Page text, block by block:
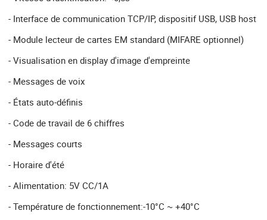
- Interface de communication TCP/IP, dispositif USB, USB host
- Module lecteur de cartes EM standard (MIFARE optionnel)
- Visualisation en display d'image d'empreinte
- Messages de voix
- États auto-définis
- Code de travail de 6 chiffres
- Messages courts
- Horaire d'été
- Alimentation: 5V CC/1A
- Température de fonctionnement:-10°C ~ +40°C